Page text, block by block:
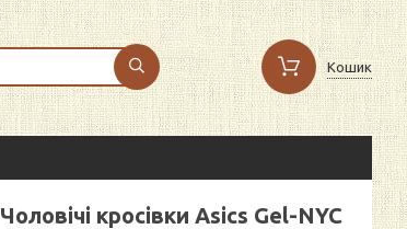
Кошик
Чоловічі кросівки Asics Gel-NYC